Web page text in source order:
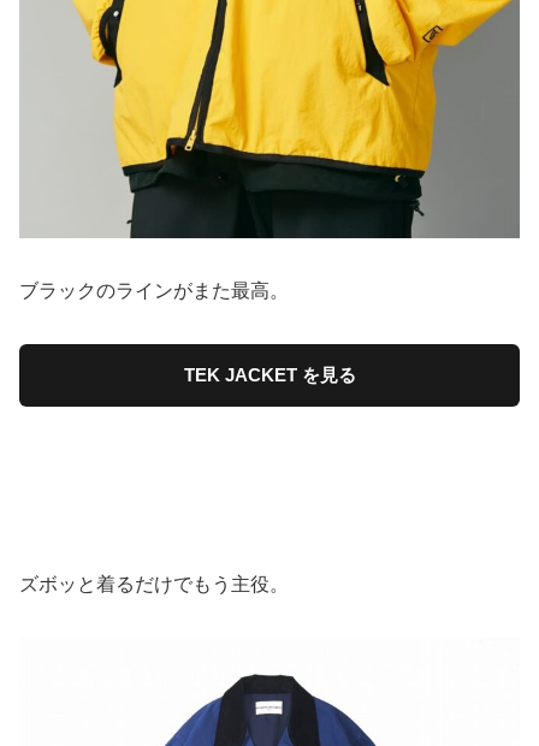
ブラックのラインがまた最高。
TEK JACKET を見る
ズボッと着るだけでもう主役。